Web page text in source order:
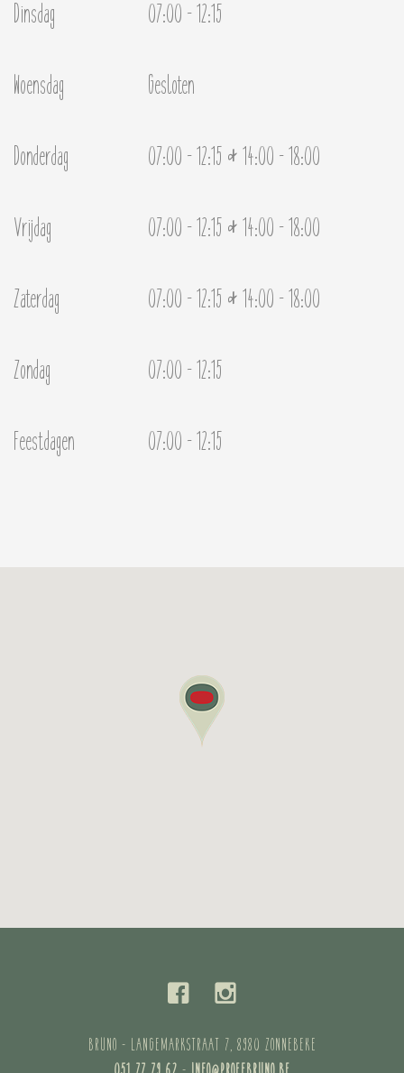
Dinsdag 07:00 - 12:15
Woensdag Gesloten
Donderdag 07:00 - 12:15 &14:00 - 18:00
Vrijdag 07:00 - 12:15 &14:00 - 18:00
Zaterdag 07:00 - 12:15 &14:00 - 18:00
Zondag 07:00 - 12:15
Feestdagen 07:00 - 12:15
BRUNO - LANGEMARKSTRAAT 7, 8980 ZONNEBEKE